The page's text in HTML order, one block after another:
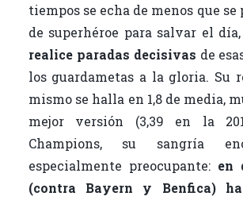
tiempos se echa de menos que se
de superhéroe para salvar el
realice paradas decisivas de
los guardametas a la gloria. Su
mismo se halla en 1,8 de media,
mejor versión (3,39 en la
Champions, su sangría
especialmente preocupante: en
(contra Bayern y Benfica)